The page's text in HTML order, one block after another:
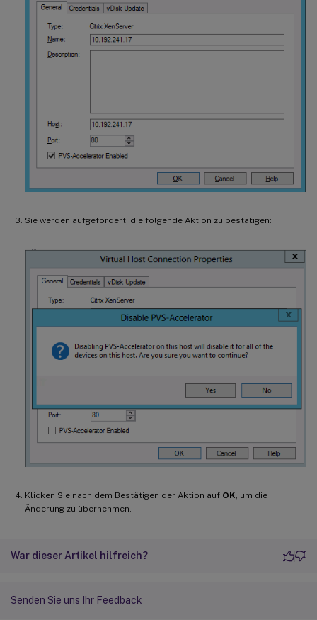
Sie werden aufgefordert, die folgende Aktion zu bestätigen:
Klicken Sie nach dem Bestätigen der Aktion auf OK, um die
Änderung zu übernehmen.
War dieser Artikel hilfreich?
Senden Sie uns Ihr Feedback